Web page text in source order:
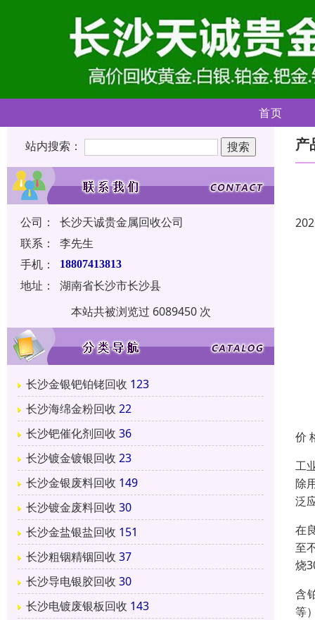
首页
站内搜索：
公司：
长沙天诚贵金属回收公司
联系：
李先生
手机：
18807413813
地址：
湖南省长沙市长沙县
本站共被浏览过 6089450 次
长沙金银钯铂铑回收 123
长沙海绵金粉回收 22
长沙钯催化剂回收 36
长沙镀金镀银回收 23
长沙金银废料回收 149
长沙镀金废料回收 30
长沙金盐银盐回收 151
长沙粗铟精铟回收 37
长沙导电银胶回收 30
长沙电镀废银板回收 143
产
价
工
除
泛
在
至
烧
含
等